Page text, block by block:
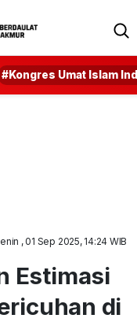
#Kongres Umat Islam
, 01 Sep 2025, 14:24 WIB
Estimasi
di